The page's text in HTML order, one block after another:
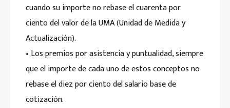
cuando su importe no rebase el cuarenta por
ciento del valor de la UMA (Unidad de Medida y
Actualización).
• Los premios por asistencia y puntualidad, siempre
que el importe de cada uno de estos conceptos no
rebase el diez por ciento del salario base de
cotización.